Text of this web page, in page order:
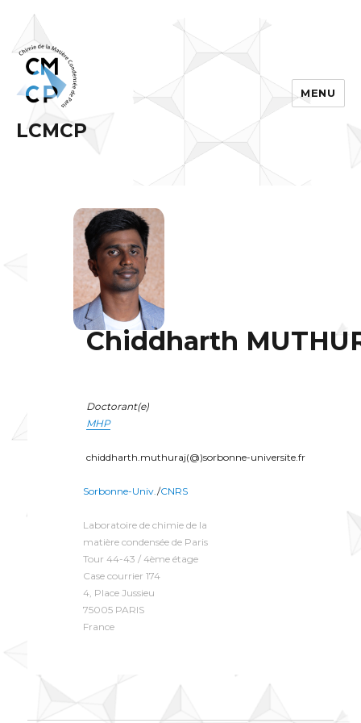
LCMCP
MENU
Chiddharth
Doctorant(e)
MHP
chiddharth.muthuraj(@)sorbonne-universite.fr
Sorbonne-Univ./CNRS
Laboratoire de chimie de la
matière condensée de Paris
Tour 44-43 / 4ème étage
Case courrier 174
4, Place Jussieu
75005 PARIS
France